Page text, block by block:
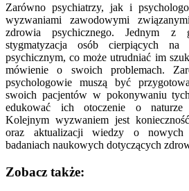
Zarówno psychiatrzy, jak i
wyzwaniami zawodowymi
zdrowia psychicznego. Jednym z
stygmatyzacja osób cierpiących
psychicznym, co może utrudniać im
mówienie o swoich problemach.
psychologowie muszą być
swoich pacjentów w pokonywaniu
edukować ich otoczenie o naturze
Kolejnym wyzwaniem jest
oraz aktualizacji wiedzy o nowych
badaniach naukowych dotyczących
Zobacz także: